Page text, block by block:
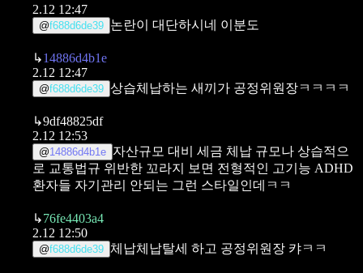
2.12 12:47
@f688d6de39 논란이 대단하시네 이분도
↳14886d4b1e
2.12 12:47
@f688d6de39 상습체납하는 새끼가 공정위원장ㅋㅋㅋㅋ
↳9df48825df
2.12 12:53
@14886d4b1e 자산규모 대비 세금 체납 규모나 상습적으
로 교통법규 위반한 꼬라지 보면 전형적인 고기능 ADHD
환자들 자기관리 안되는 그런 스타일인데ㅋㅋ
↳76fe4403a4
2.12 12:50
@f688d6de39 체납체납탈세 하고 공정위원장 캬ㅋㅋ